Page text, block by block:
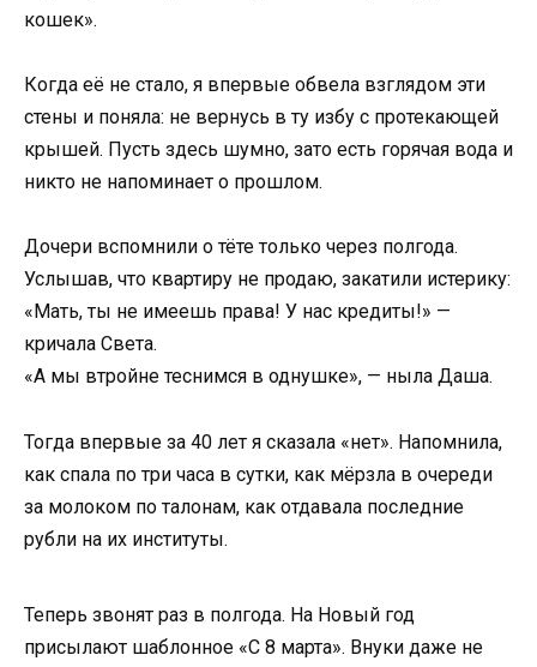
кошек».
Когда её не стало, я впервые обвела взглядом эти
стены и поняла: не вернусь в ту избу с протекающей
крышей. Пусть здесь шумно, зато есть горячая вода и
никто не напоминает о прошлом.
Дочери вспомнили о тёте только через полгода.
Услышав, что квартиру не продаю, закатили истерику:
«Мать, ты не имеешь права! У нас кредиты!» —
кричала Света.
«А мы втройне теснимся в однушке», — ныла Даша.
Тогда впервые за 40 лет я сказала «нет». Напомнила,
как спала по три часа в сутки, как мёрзла в очереди
за молоком по талонам, как отдавала последние
рубли на их институты.
Теперь звонят раз в полгода. На Новый год
присылают шаблонное «С 8 марта». Внуки даже не